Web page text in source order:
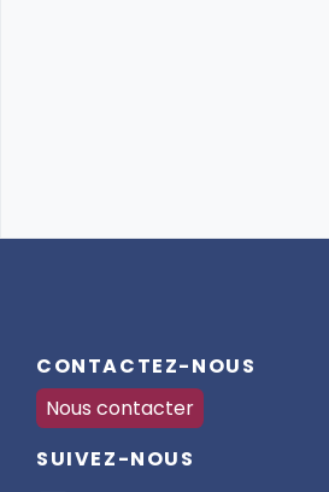
CONTACTEZ-NOUS
Nous contacter
SUIVEZ-NOUS